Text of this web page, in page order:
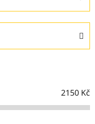
2150 Kč